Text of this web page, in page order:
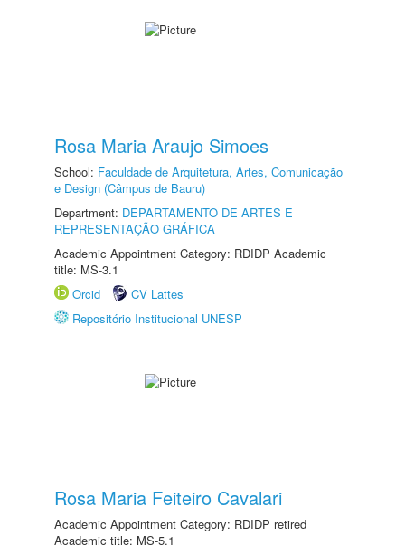
Rosa Maria Araujo Simoes
School: Faculdade de Arquitetura, Artes, Comunicação
e Design (Câmpus de Bauru)
Department: DEPARTAMENTO DE ARTES E
REPRESENTAÇÃO GRÁFICA
Academic Appointment Category: RDIDP Academic
title: MS-3.1
Orcid
CV Lattes
Repositório Institucional UNESP
Rosa Maria Feiteiro Cavalari
Academic Appointment Category: RDIDP retired
Academic title: MS-5.1